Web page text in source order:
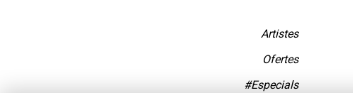
Artistes
Ofertes
#Especials